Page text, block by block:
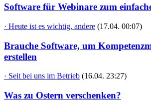
Software für Webinare zum
· Heute ist es wichtig, andere (17.04. 00:07)
Brauche Software, um
erstellen
· Seit bei uns im Betrieb (16.04. 23:27)
Was zu Ostern verschenken?